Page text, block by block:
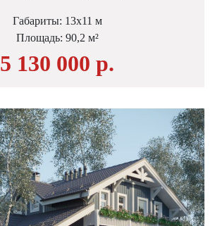
Габариты: 13х11 м
Площадь: 90,2 м²
5 130 000 р.